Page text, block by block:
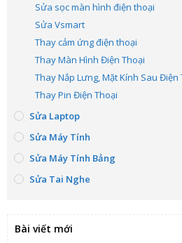
Sửa sọc màn hình điện thoại
Sửa Vsmart
Thay cảm ứng điện thoại
Thay Màn Hình Điện Thoại
Thay Nắp Lưng, Mặt Kính Sau Điện
Thay Pin Điện Thoại
Sửa Laptop
Sửa Máy Tính
Sửa Máy Tính Bảng
Sửa Tai Nghe
Bài viết mới